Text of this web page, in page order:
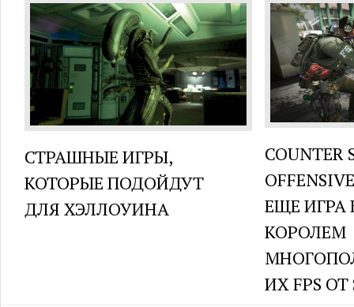
СТРАШНЫЕ ИГРЫ,
КОТОРЫЕ ПОДОЙДУТ
ДЛЯ ХЭЛЛОУИНА
COUNTER
ЕЩЕ ИГРА
КОРОЛЕМ
ИХ FPS ОТ